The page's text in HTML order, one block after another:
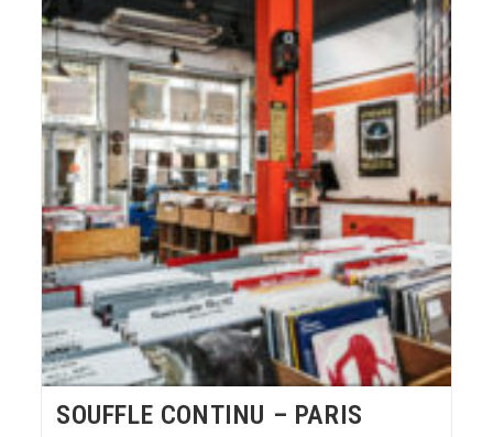
SOUFFLE CONTINU – PARIS